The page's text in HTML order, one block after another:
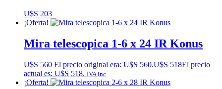
U$S 203
¡Oferta!
Mira telescopica 1-6 x 24 IR Konus
U$S560 El precio original era: U$S 560.U$S 518El precio
actual es: U$S 518. IVA inc
¡Oferta!